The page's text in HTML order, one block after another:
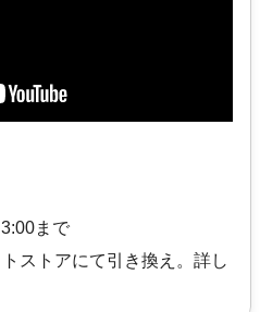
まで
ストアにて引き換え。詳し